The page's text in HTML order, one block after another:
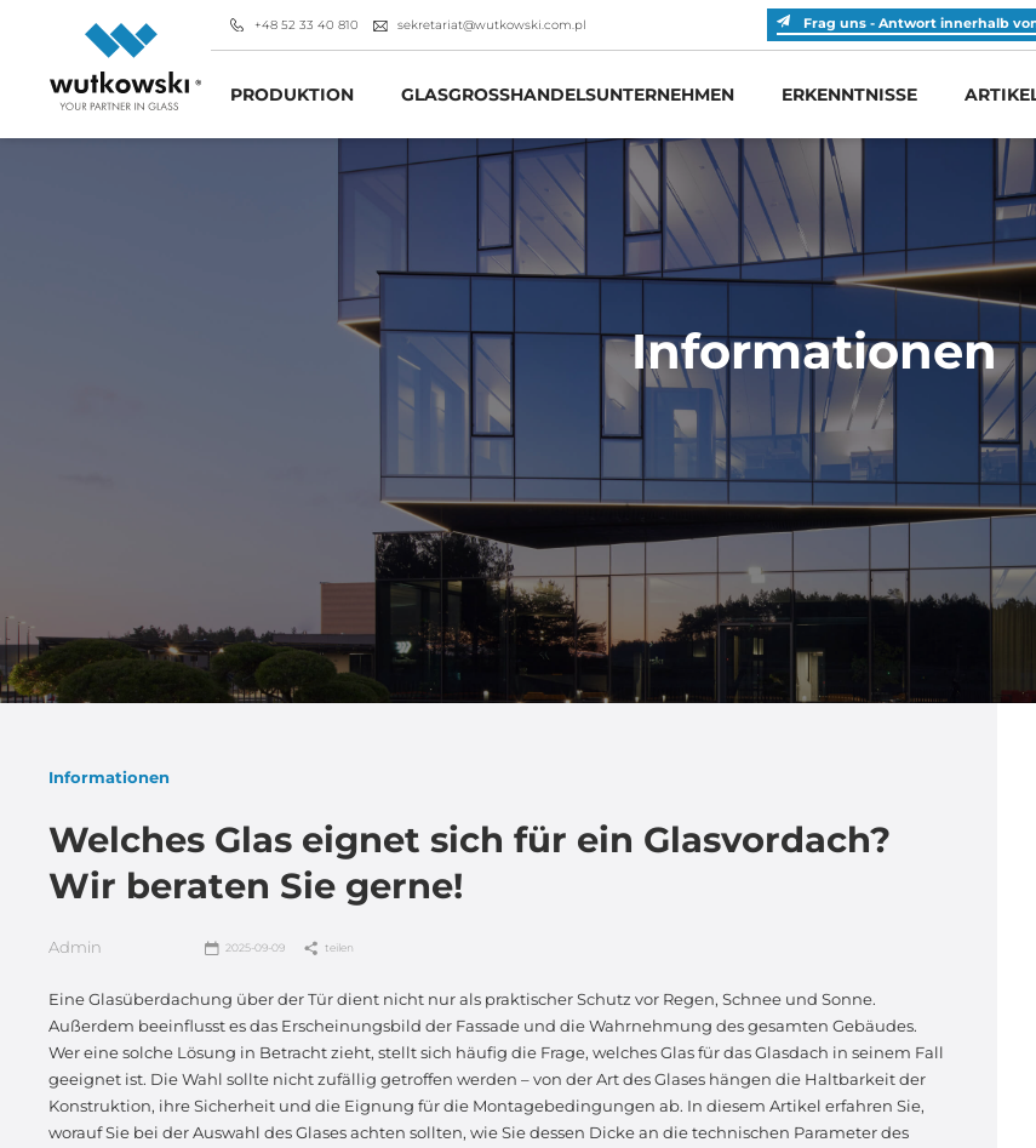
+48 52 33 40 810 sekretariat@wutkowski.com.pl Frag uns - Antwort innerhalb
PRODUKTION GLASGROSSHANDELSUNTERNEHMEN ERKENNTNISSE
Informationen
Informationen
Welches Glas eignet sich für ein Glasvordach?
Wir beraten Sie gerne!
Admin 2025-09-09 teilen
Eine Glasüberdachung über der Tür dient nicht nur als praktischer Schutz vor Regen, Schnee und Sonne.
Außerdem beeinflusst es das Erscheinungsbild der Fassade und die Wahrnehmung des gesamten Gebäudes.
Wer eine solche Lösung in Betracht zieht, stellt sich häufig die Frage, welches Glas für das Glasdach in seinem Fall
geeignet ist. Die Wahl sollte nicht zufällig getroffen werden – von der Art des Glases hängen die Haltbarkeit der
Konstruktion, ihre Sicherheit und die Eignung für die Montagebedingungen ab. In diesem Artikel erfahren Sie,
worauf Sie bei der Auswahl des Glases achten sollten, wie Sie dessen Dicke an die technischen Parameter des